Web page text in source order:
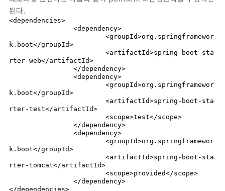
된다.
<dependencies>
k.boot</groupId>
rter-web</artifactId>
k.boot</groupId>
rter-test</artifactId>
k.boot</groupId>
rter-tomcat</artifactId>
</dependencies>